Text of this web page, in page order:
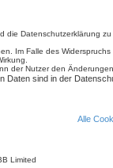
Datenschutzerklärung
Im Falle des
der Nutzer den
Daten sind in der
Alle
Limited